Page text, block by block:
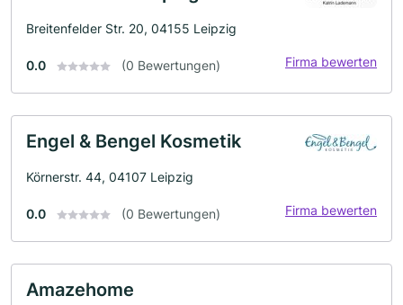
Breitenfelder Str. 20, 04155 Leipzig
0.0 (0 Bewertungen) Firma bewerten
Engel & Bengel Kosmetik
Körnerstr. 44, 04107 Leipzig
0.0 (0 Bewertungen) Firma bewerten
Amazehome